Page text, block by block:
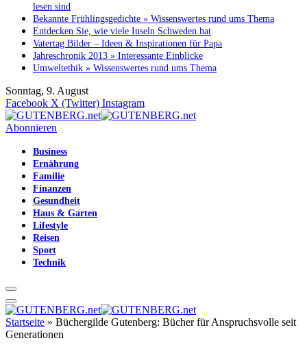
lesen sind
Bekannte Frühlingsgedichte » Wissenswertes rund ums Thema
Entdecken Sie, wie viele Inseln Schweden hat
Vatertag Bilder – Ideen & Inspirationen für Papa
Jahreschronik 2013 » Interessante Einblicke
Umweltethik » Wissenswertes rund ums Thema
Sonntag, 9. August
Facebook X (Twitter) Instagram
Abonnieren
Business
Ernährung
Familie
Finanzen
Gesundheit
Haus & Garten
Lifestyle
Reisen
Sport
Technik
Startseite » Büchergilde Gutenberg: Bücher für Anspruchsvolle seit
Generationen